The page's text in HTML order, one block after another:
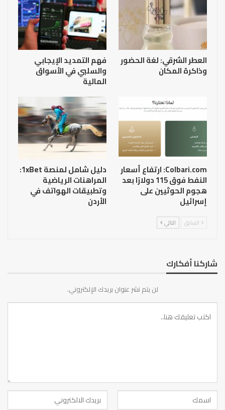
العطر الشرقي: لغة الحضور
وذاكرة المكان
فهم التمديد الإيجابي
والسلبي في الأسواق
المالية
Colbari.com: ارتفاع أسعار
النفط فوق 115 دولارًا بعد
هجوم الحوثيين على
إسرائيل
دليل شامل لمنصة 1xBet:
المراهنات الرياضية
وتطبيقات الهواتف في
الأردن
السابق التالي
شاركنا أفكارك
لن يتم نشر عنوان بريدك الإلكتروني.